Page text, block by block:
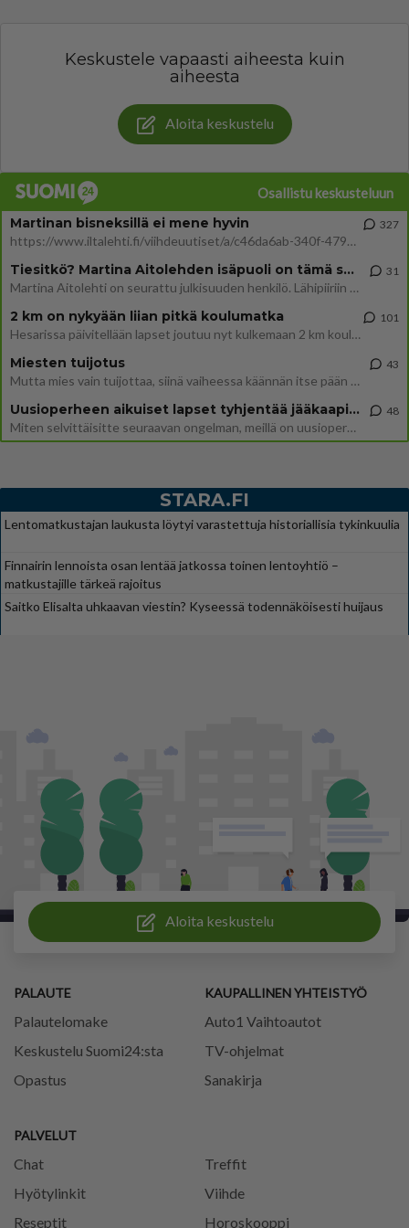
Keskustele vapaasti aiheesta kuin
aiheesta
Aloita keskustelu
Osallistu keskusteluun
Martinan bisneksillä ei mene hyvin
https://www.iltalehti.fi/viihdeuutiset/a/c46da6ab-340f-4790-aaa7-0865eed2336 Yrityksen konkurssihakemus on tullut kärä
327
Tiesitkö? Martina Aitolehden isäpuoli on tämä suosittu laulaja
Martina Aitolehti on seurattu julkisuuden henkilö. Lähipiiriin mahtuu muitakin tunnettuja henkilöitä. Tiesitkö, että Ma
31
2 km on nykyään liian pitkä koulumatka
Hesarissa päivitellään lapset joutuu nyt kulkemaan 2 km kouluun jösses. Ruostefillarilla tuo matka menee vaikka miten äk
101
Miesten tuijotus
Mutta mies vain tuijottaa, siinä vaiheessa käännän itse pään pois. Mikä juttu? Yleensä jos joku tuijottaa tai katsoo, hä
43
Uusioperheen aikuiset lapset tyhjentää jääkaapin käydessään
Miten selvittäisitte seuraavan ongelman, meillä on uusioperhe, minulla teini-ikäiset lapset ja puolisolla aikuiset, jotk
48
STARA.FI
Lentomatkustajan laukusta löytyi varastettuja historiallisia tykinkuulia
Finnairin lennoista osan lentää jatkossa toinen lentoyhtiö –
matkustajille tärkeä rajoitus
Saitko Elisalta uhkaavan viestin? Kyseessä todennäköisesti huijaus
Aloita keskustelu
PALAUTE
Palautelomake
Keskustelu Suomi24:sta
Opastus
PALVELUT
Chat
Treffit
Hyötylinkit
Viihde
Reseptit
Horoskooppi
KAUPALLINEN YHTEISTYÖ
Auto1 Vaihtoautot
TV-ohjelmat
Sanakirja